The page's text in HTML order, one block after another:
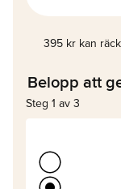
395 kr kan
Belopp att
Steg 1 av 3